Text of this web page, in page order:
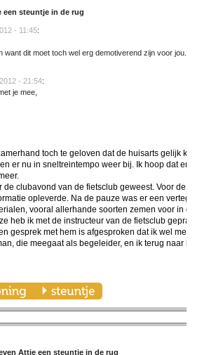
een steuntje in de rug
- 11:45:
want dit moet toch wel erg demotiverend zijn voor jou. Ik
- 21:54:
je mee,
toch te geloven dat de huisarts gelijk
er nu in sneltreintempo weer bij. Ik hoop dat er
de clubavond van de fietsclub geweest. Voor de
opleverde. Na de pauze was er een
vooral allerhande soorten zemen voor in de
heb ik met de instructeur van de fietsclub
gesprek met hem is afgesproken dat ik wel mee
die meegaat als begeleider, en ik terug naar
Attje een steuntje in de rug